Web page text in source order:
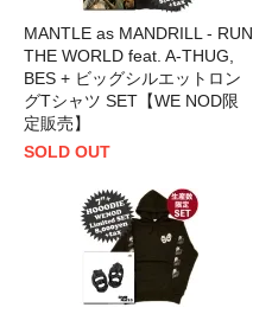
MANTLE as MANDRILL - RUN
THE WORLD feat. A-THUG,
BES + ビッグシルエットロン
グTシャツ SET【WE NOD限
定販売】
SOLD OUT